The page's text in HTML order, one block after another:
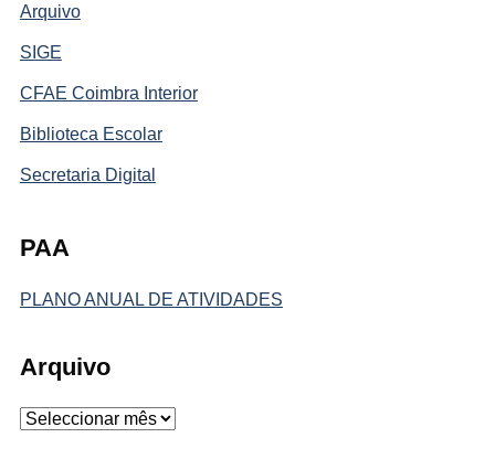
Arquivo
SIGE
CFAE Coimbra Interior
Biblioteca Escolar
Secretaria Digital
PAA
PLANO ANUAL DE ATIVIDADES
Arquivo
Arquivo